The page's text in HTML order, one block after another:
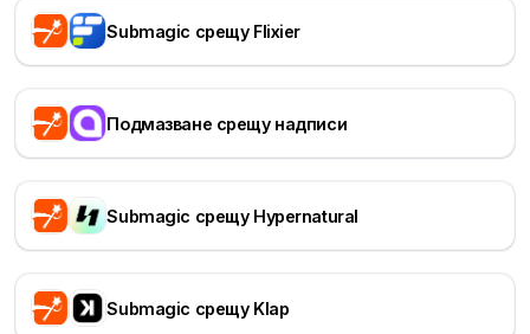
Submagic срещу Flixier
Подмазване срещу надписи
Submagic срещу Hypernatural
Submagic срещу Klap